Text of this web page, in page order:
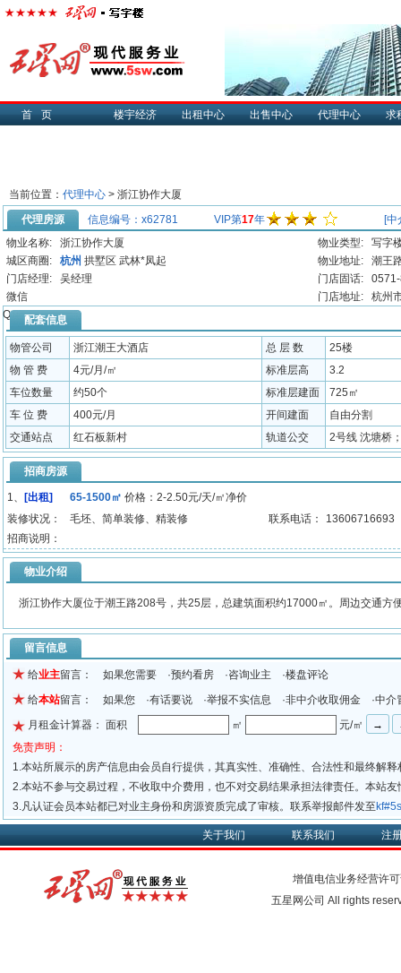
首页 楼宇经济 出租中心 出售中心 代理中心 求
当前位置： 代理中心 > 浙江协作大厦
代理房源
信息编号：x62781 VIP第17年
[中
物业名称:
浙江协作大厦 物业类型:
写字
城区商圈:
杭州 拱墅区 武林*凤起 物业地址:
潮王
门店经理:
吴经理 门店固话:
微信
QQ:
门店地址:
杭州
配套信息
物管公司 浙江潮王大酒店 总 层 数
25楼
物 管 费
4元/月/㎡ 标准层高
3.2
车位数量
约50个 标准层建面
725㎡
车 位 费
400元/月 开间建面
自由分割
交通站点
红石板新村 轨道公交 2号线 沈塘桥
招商房源
1、 [出租] 65-1500㎡ 价格：2-2.50元/天/㎡净价
装修状况：
毛坯、简单装修、精装修 联系电话：
13606716693
招商说明：
物业介绍
浙江协作大厦位于潮王路208号，共25层，总建筑面积约17000㎡。周边交通方
留言信息
给业主留言： 如果您需要 ·预约看房 ·咨询业主 ·楼盘评论
给本站留言： 如果您 ·有话要说 ·举报不实信息 ·非中介收取佣金 ·中介
月租金计算器： 面积
㎡
元/㎡
免责声明：
1.本站所展示的房产信息由会员自行提供，其真实性、准确性、合法性和最终解
2.本站不参与交易过程，不收取中介费用，也不对交易结果承担法律责任。本站
3.凡认证会员本站都已对业主身份和房源资质完成了审核。联系举报邮件发至
关于我们 联系我们 注
增值电信业务经营许
五星网公司 All rights